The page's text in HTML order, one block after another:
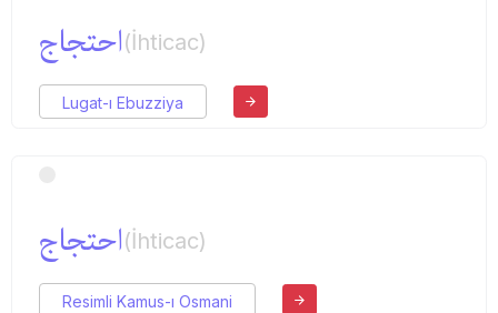
احتجاج(İhticac)
Lugat-ı Ebuzziya
احتجاج(İhticac)
Resimli Kamus-ı Osmani